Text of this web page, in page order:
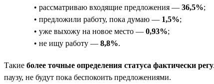
• рассматриваю входящие предложения — 36,5%;
• предложили работу, пока думаю — 1,5%;
• уже выхожу на новое место — 0,93%;
• не ищу работу — 8,8%.
Такие более точные определения статуса фактически
паузу, не будут пока беспокоить предложениями.